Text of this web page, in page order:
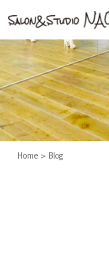
Home Blog